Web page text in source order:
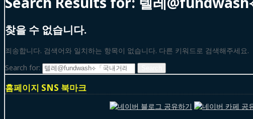
찾을 수 없습니다.
죄송합니다. 검색어와 일치하는 항목이 없습니다. 다른 키워드로 검색해주세요.
Search for:
홈페이지 SNS 북마크